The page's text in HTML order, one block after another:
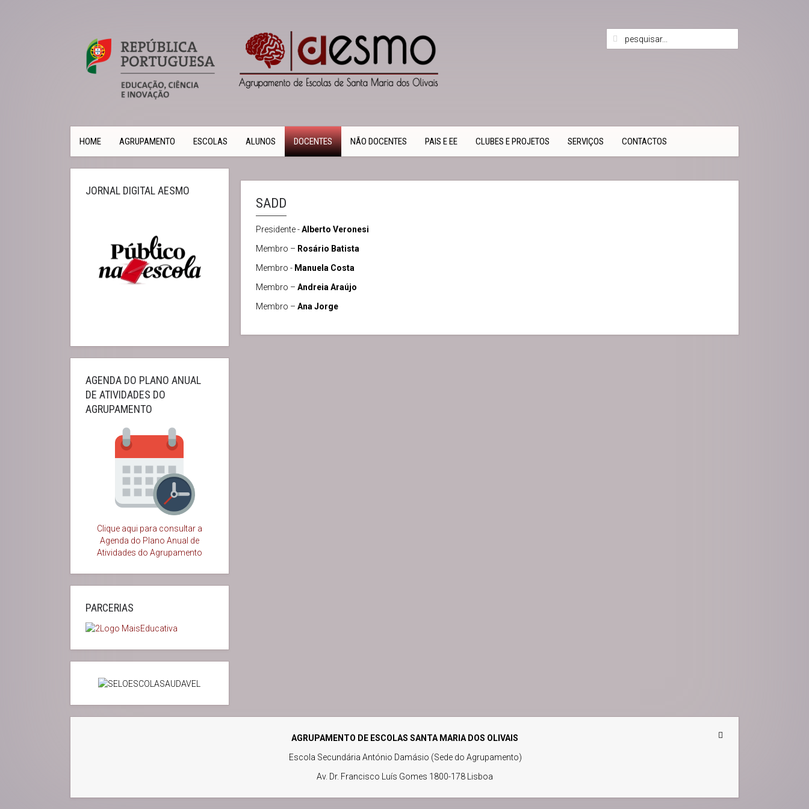
HOME AGRUPAMENTO ESCOLAS ALUNOS DOCENTES NÃO DOCENTES PAIS E EE CLUBES E PROJETOS SERVIÇOS CONTACTOS
SADD
Presidente -Alberto Veronesi
Membro – Rosário Batista
Membro - Manuela Costa
Membro – Andreia Araújo
Membro – Ana Jorge
JORNAL DIGITAL AESMO
AGENDA DO PLANO ANUAL
DE ATIVIDADES DO
AGRUPAMENTO
Clique aqui para consultar a
Agenda do Plano Anual de
Atividades do Agrupamento
PARCERIAS
AGRUPAMENTO DE ESCOLAS SANTA MARIA DOS OLIVAIS
Escola Secundária António Damásio (Sede do Agrupamento)
Av. Dr. Francisco Luís Gomes 1800-178 Lisboa